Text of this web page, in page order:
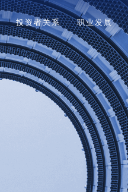
投资者关系 职业发展